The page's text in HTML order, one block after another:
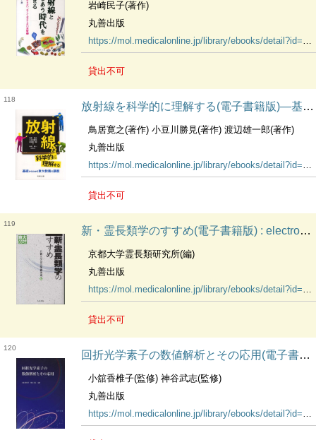
岩崎民子(著作)
丸善出版
https://mol.medicalonline.jp/library/ebooks/detail?id=14641
貸出不可
118
放射線を科学的に理解する(電子書籍版)―基礎からわかる東大教養の講義 : electronic bk
鳥居寛之(著作) 小豆川勝見(著作) 渡辺雄一郎(著作)
丸善出版
https://mol.medicalonline.jp/library/ebooks/detail?id=14741
貸出不可
119
新・霊長類学のすすめ(電子書籍版) : electronic bk
京都大学霊長類研究所(編)
丸善出版
https://mol.medicalonline.jp/library/ebooks/detail?id=14640
貸出不可
120
回折光学素子の数値解析とその応用(電子書籍版) : electronic bk
小舘香椎子(監修) 神谷武志(監修)
丸善出版
https://mol.medicalonline.jp/library/ebooks/detail?id=14639